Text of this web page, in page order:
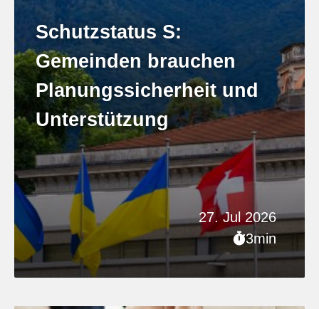
27. Jul 2026
3min
Schutzstatus S:
Gemeinden brauchen
Planungssicherheit und
Unterstützung